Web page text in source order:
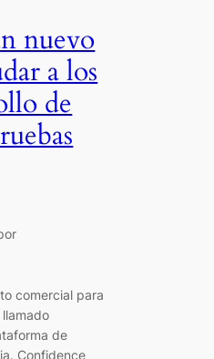
nuevo
a los
de
comercial para
de
Confidence